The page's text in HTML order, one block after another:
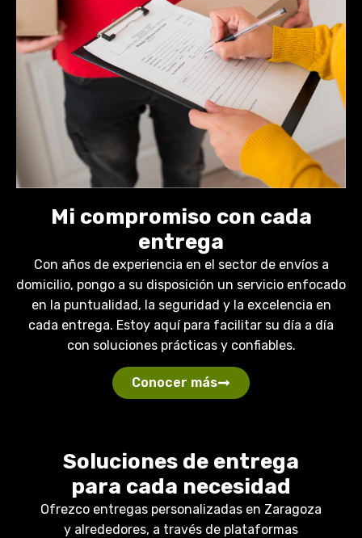
Mi compromiso con cada
entrega
Con años de experiencia en el sector de envíos a
domicilio, pongo a su disposición un servicio enfocado
en la puntualidad, la seguridad y la excelencia en
cada entrega. Estoy aquí para facilitar su día a día
con soluciones prácticas y confiables.
Conocer más
Soluciones de entrega
para cada necesidad
Ofrezco entregas personalizadas en Zaragoza
y alrededores, a través de plataformas